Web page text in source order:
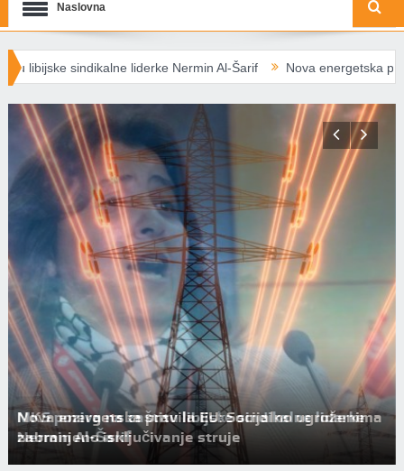
Naslovna
Nermin Al-Šarif Nova energetska pravila EU: Socijalno
Nova energetska pravila EU: Socijalno ugroženima
zabranjeno isključivanje struje